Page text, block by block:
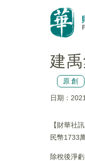
建
原創
日期：
【財華社
民幣1733
除稅後淨